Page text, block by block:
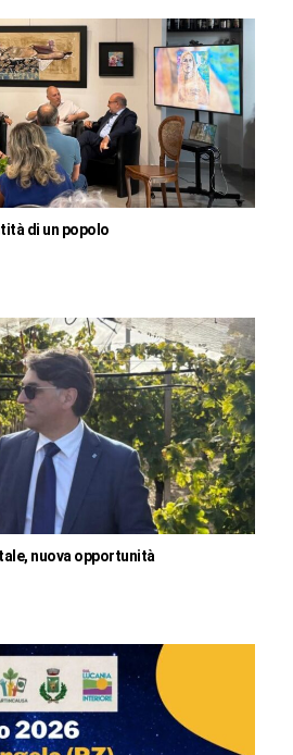
di un popolo
nuova opportunità